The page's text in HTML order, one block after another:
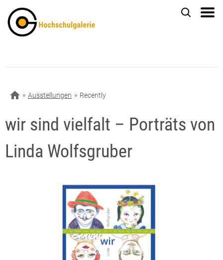
Ausstellungen Recently
wir sind vielfalt – Porträts von
Linda Wolfsgruber